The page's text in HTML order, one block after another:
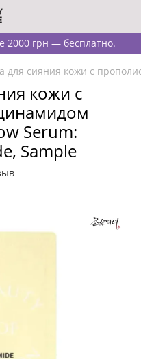
2000 грн — бесплатно.
для сияния кожи с
кожи с
Serum:
Sample